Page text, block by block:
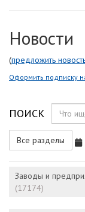
Новости
(предложить
Оформить подписку
ПОИСК
Все разделы
Заводы и
(17174)